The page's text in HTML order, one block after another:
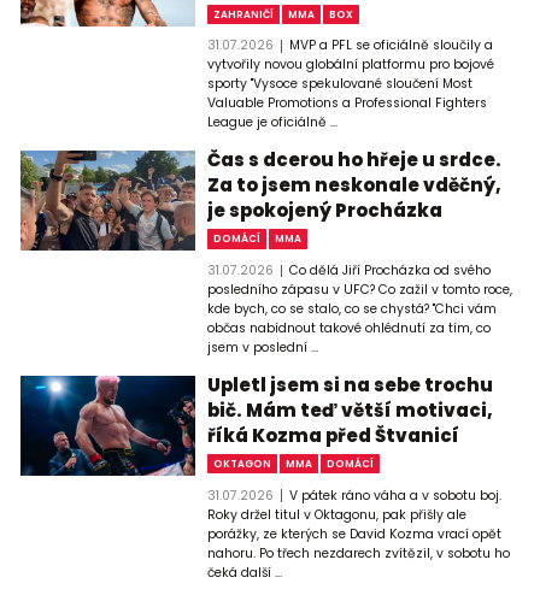
ZAHRANIČÍ MMA BOX
31.07.2026
MVP a PFL se oficiálně sloučily a
vytvořily novou globální platformu pro bojové
sporty "Vysoce spekulované sloučení Most
Valuable Promotions a Professional Fighters
League je oficiálně ...
Čas s dcerou ho hřeje u srdce.
Za to jsem neskonale vděčný,
je spokojený Procházka
DOMÁCÍ MMA
31.07.2026
Co dělá Jiří Procházka od svého
posledního zápasu v UFC? Co zažil v tomto roce,
kde bych, co se stalo, co se chystá? "Chci vám
občas nabídnout takové ohlédnutí za tím, co
jsem v poslední ...
Upletl jsem si na sebe trochu
bič. Mám teď větší motivaci,
říká Kozma před Štvanicí
OKTAGON MMA DOMÁCÍ
31.07.2026
V pátek ráno váha a v sobotu boj.
Roky držel titul v Oktagonu, pak přišly ale
porážky, ze kterých se David Kozma vrací opět
nahoru. Po třech nezdarech zvítězil, v sobotu ho
čeká další ...